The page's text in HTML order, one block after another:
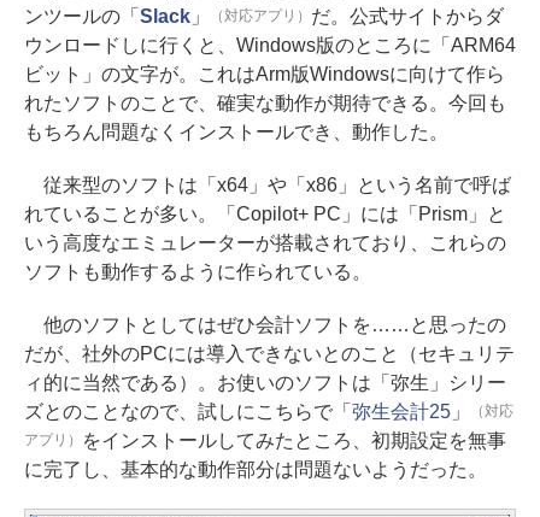
ンツールの「 Slack」 （対応アプリ） だ。公式サイトからダ
ウンロードしに行くと、Windows版のところに「ARM64
ビット」の文字が。これはArm版Windowsに向けて作ら
れたソフトのことで、確実な動作が期待できる。今回も
もちろん問題なくインストールでき、動作した。
従来型のソフトは「x64」や「x86」という名前で呼ば
れていることが多い。「Copilot+ PC」には「Prism」と
いう高度なエミュレーターが搭載されており、これらの
ソフトも動作するように作られている。
他のソフトとしてはぜひ会計ソフトを……と思ったの
だが、社外のPCには導入できないとのこと（セキュリテ
ィ的に当然である）。お使いのソフトは「弥生」シリー
ズとのことなので、試しにこちらで「 弥生会計25」
（対応
アプリ）
をインストールしてみたところ、初期設定を無事
に完了し、基本的な動作部分は問題ないようだった。